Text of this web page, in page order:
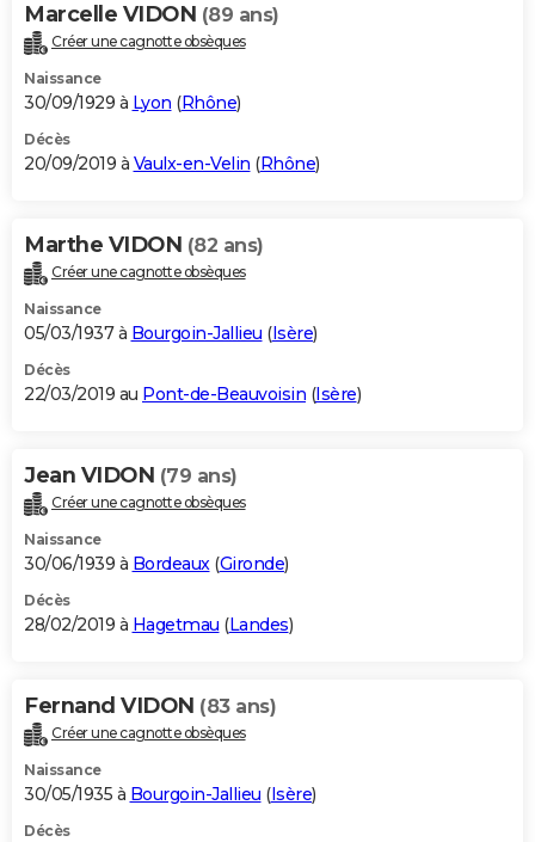
Marcelle VIDON (89 ans)
Créer une cagnotte obsèques
Naissance
30/09/1929 à Lyon (Rhône)
Décès
20/09/2019 à Vaulx-en-Velin (Rhône)
Marthe VIDON (82 ans)
Créer une cagnotte obsèques
Naissance
05/03/1937 à Bourgoin-Jallieu (Isère)
Décès
22/03/2019 au Pont-de-Beauvoisin (Isère)
Jean VIDON (79 ans)
Créer une cagnotte obsèques
Naissance
30/06/1939 à Bordeaux(Gironde)
Décès
28/02/2019 à Hagetmau (Landes)
Fernand VIDON (83 ans)
Créer une cagnotte obsèques
Naissance
30/05/1935 à Bourgoin-Jallieu (Isère)
Décès